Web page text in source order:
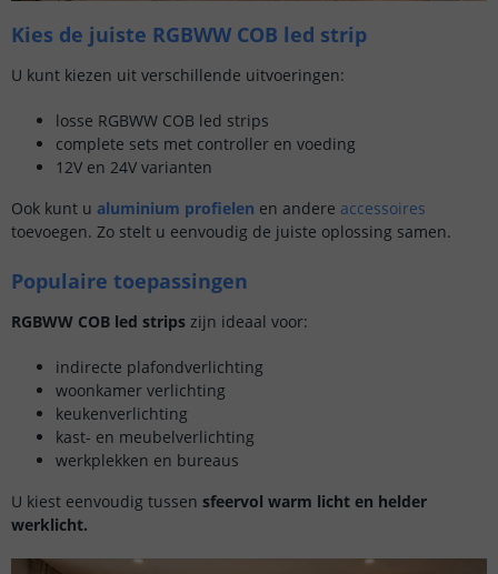
Kies de juiste RGBWW COB led strip
U kunt kiezen uit verschillende uitvoeringen:
losse RGBWW COB led strips
complete sets met controller en voeding
12V en 24V varianten
Ook kunt u aluminium profielen en andere accessoires
toevoegen. Zo stelt u eenvoudig de juiste oplossing samen.
Populaire toepassingen
RGBWW COB led strips zijn ideaal voor:
indirecte plafondverlichting
woonkamer verlichting
keukenverlichting
kast- en meubelverlichting
werkplekken en bureaus
U kiest eenvoudig tussen sfeervol warm licht en helder
werklicht.